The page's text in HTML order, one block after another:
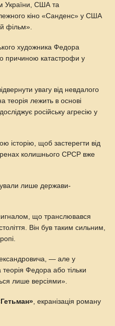
України, США та
кіно «Санденс» у США
фільм».
художника Федора
причиною катастрофи у
увагу від невдалого
теорія лежить в основі
російську агресію у
історію, щоб застерегти від
колишнього СРСР вже
лише держави-
що транслювався
Він був таким сильним,
— але у
Федора або тільки
лише версіями».
, екранізація роману